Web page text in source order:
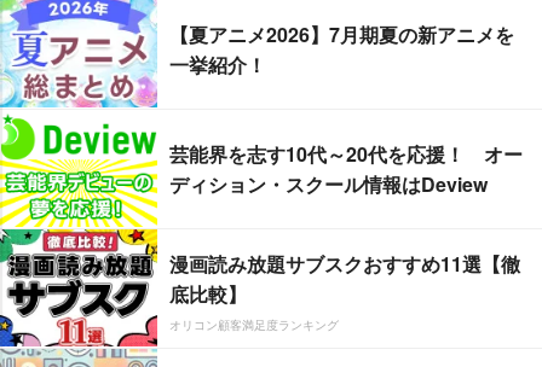
【夏アニメ2026】7月期夏の新アニメを
一挙紹介！
芸能界を志す10代～20代を応援！ オー
ディション・スクール情報はDeview
漫画読み放題サブスクおすすめ11選【徹
底比較】
オリコン顧客満足度ランキング